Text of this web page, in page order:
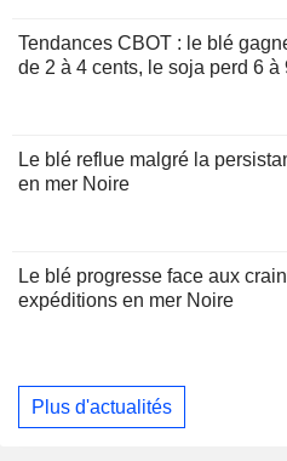
Tendances CBOT : le blé
de 2 à 4 cents, le soja perd 6 à
Le blé reflue malgré la
en mer Noire
Le blé progresse face aux
expéditions en mer Noire
Plus d'actualités